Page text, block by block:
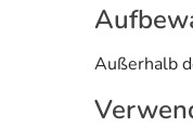
Außerhalb